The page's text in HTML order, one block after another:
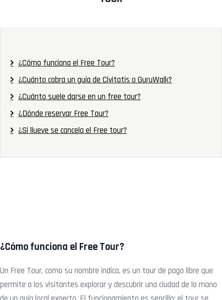
¿Cómo funciona el Free Tour?
¿Cuánto cobra un guía de Civitatis o GuruWalk?
¿Cuánto suele darse en un free tour?
¿Dónde reservar Free Tour?
¿Si llueve se cancela el Free tour?
¿Cómo funciona el Free Tour?
Un Free Tour, como su nombre indica, es un tour de pago libre que
permite a los visitantes explorar y descubrir una ciudad de la mano